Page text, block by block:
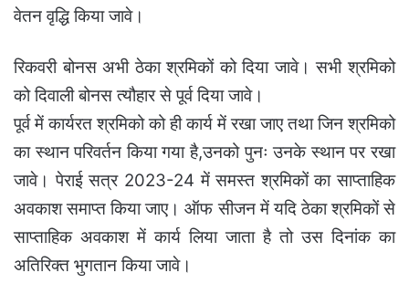
वेतन वृद्धि किया जावे।
रिकवरी बोनस अभी ठेका श्रमिकों को दिया जावे। सभी श्रमिको
को दिवाली बोनस त्यौहार से पूर्व दिया जावे।
पूर्व में कार्यरत श्रमिको को ही कार्य में रखा जाए तथा जिन श्रमिको
का स्थान परिवर्तन किया गया है,उनको पुनः उनके स्थान पर रखा
जावे। पेराई सत्र 2023-24 में समस्त श्रमिकों का साप्ताहिक
अवकाश समाप्त किया जाए। ऑफ सीजन में यदि ठेका श्रमिकों से
साप्ताहिक अवकाश में कार्य लिया जाता है तो उस दिनांक का
अतिरिक्त भुगतान किया जावे।